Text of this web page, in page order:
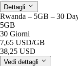
Dettagli
Rwanda – 5GB – 30
5GB
30 Giorni
7,65 USD/GB
38,25 USD
Vedi dettagli